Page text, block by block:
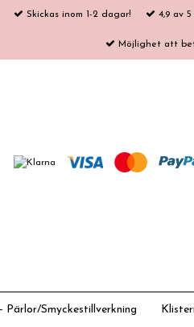
Skickas inom 1-2 dagar! 4,9 av
Möjlighet att
Pärlor/Smyckestillverkning